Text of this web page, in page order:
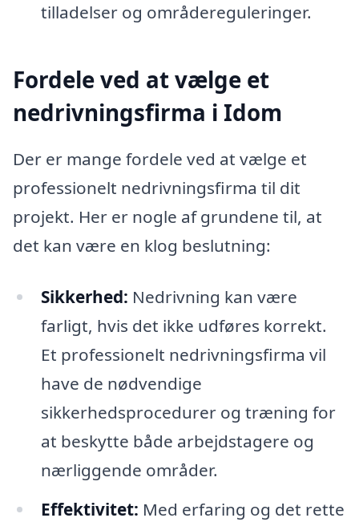
tilladelser og områdereguleringer.
Fordele ved at vælge et
nedrivningsfirma i Idom
Der er mange fordele ved at vælge et
professionelt nedrivningsfirma til dit
projekt. Her er nogle af grundene til, at
det kan være en klog beslutning:
Sikkerhed: Nedrivning kan være
farligt, hvis det ikke udføres korrekt.
Et professionelt nedrivningsfirma vil
have de nødvendige
sikkerhedsprocedurer og træning for
at beskytte både arbejdstagere og
nærliggende områder.
Effektivitet: Med erfaring og det rette